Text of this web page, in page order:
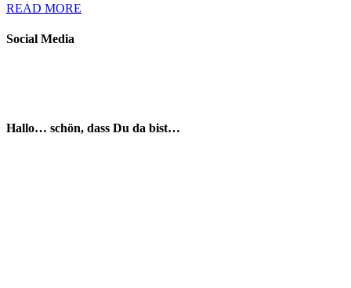
READ MORE
Social Media
Hallo… schön, dass Du da bist…